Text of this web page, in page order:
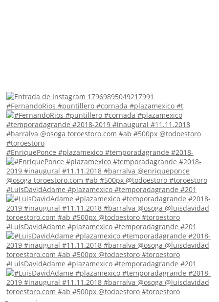
#FernandoRios #puntillero #cornada #plazamexico #t
#EnriquePonce #plazamexico #temporadagrande #2018-
#LuisDavidAdame #plazamexico #temporadagrande #201
#LuisDavidAdame #plazamexico #temporadagrande #201
#LuisDavidAdame #plazamexico #temporadagrande #201